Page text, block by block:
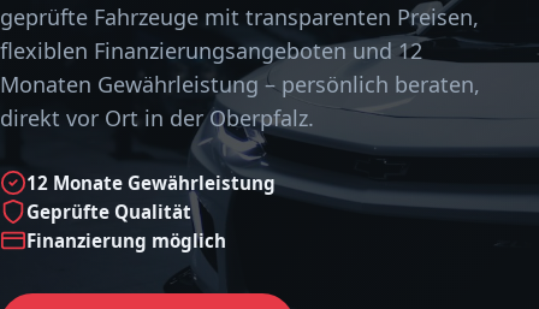
geprüfte Fahrzeuge mit transparenten Preisen,
flexiblen Finanzierungsangeboten und 12
Monaten Gewährleistung – persönlich beraten,
direkt vor Ort in der Oberpfalz.
12 Monate Gewährleistung
Geprüfte Qualität
Finanzierung möglich